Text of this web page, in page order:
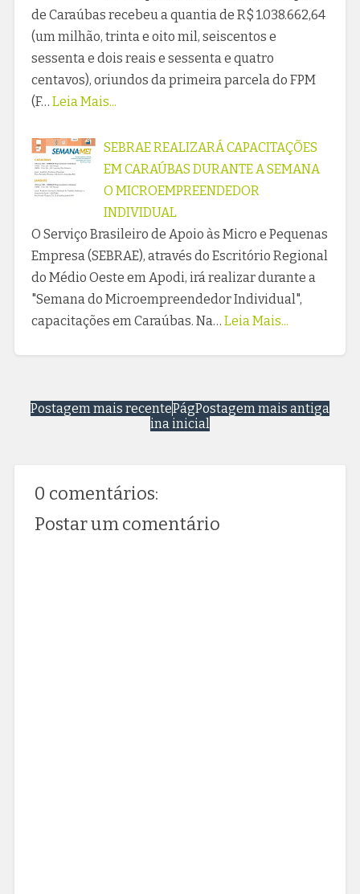
de Caraúbas recebeu a quantia de R$ 1.038.662,64
(um milhão, trinta e oito mil, seiscentos e
sessenta e dois reais e sessenta e quatro
centavos), oriundos da primeira parcela do FPM
(F… Leia Mais...
SEBRAE REALIZARÁ CAPACITAÇÕES
EM CARAÚBAS DURANTE A SEMANA
O MICROEMPREENDEDOR
INDIVIDUAL
O Serviço Brasileiro de Apoio às Micro e Pequenas
Empresa (SEBRAE), através do Escritório Regional
do Médio Oeste em Apodi, irá realizar durante a
"Semana do Microempreendedor Individual",
capacitações em Caraúbas. Na… Leia Mais...
Postagem mais recente Postagem mais antiga
Pág
ina inicial
0 comentários:
Postar um comentário